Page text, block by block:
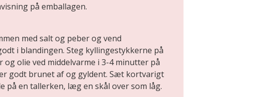
på emballagen.
med salt og peber og vend
i blandingen. Steg kyllingestykkerne på
og olie ved middelvarme i 3-4 minutter på
godt brunet af og gyldent. Sæt kortvarigt
på en tallerken, læg en skål over som låg.